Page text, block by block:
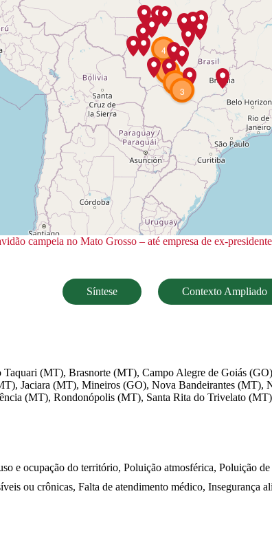
4
4
2
3
campeia no Mato Grosso – até empresa de ex-
Síntese Contexto Ampliado
(MT), Brasnorte (MT), Campo Alegre de Goiás
Jaciara (MT), Mineiros (GO), Nova Bandeirantes
(MT), Rondonópolis (MT), Santa Rita do Trivelato
e ocupação do território, Poluição atmosférica, Poluição
ou crônicas, Falta de atendimento médico,